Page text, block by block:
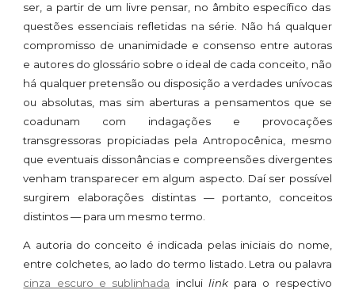
ser, a partir de um livre pensar, no âmbito específico das
questões essenciais refletidas na série. Não há qualquer
compromisso de unanimidade e consenso entre autoras
e autores do glossário sobre o ideal de cada conceito, não
há qualquer pretensão ou disposição averdades unívocas
ou absolutas, mas sim aberturas a pensamentos que se
coadunam com indagações e provocações
transgressoras propiciadas pela Antropocênica, mesmo
que eventuais dissonâncias e compreensões divergentes
venham transparecer em algum aspecto. Daí ser possível
surgirem elaborações distintas — portanto, conceitos
distintos — para um mesmo termo.
A autoria do conceito é indicada pelas iniciais do nome,
entre colchetes, ao lado do termo listado. Letra ou palavra
cinza escuro e sublinhada
inclui linkpara o respectivo